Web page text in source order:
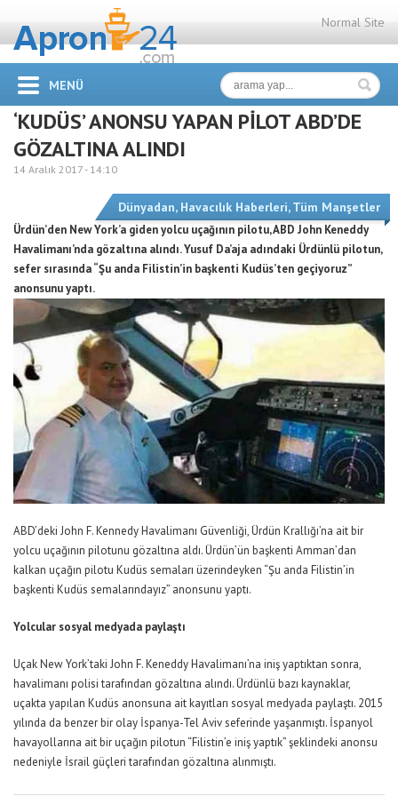
Normal Site
MENÜ
‘KUDÜS’ ANONSU YAPAN PİLOT ABD’DE
GÖZALTINA ALINDI
14 Aralık 2017 - 14:10
Dünyadan, Havacılık Haberleri,Tüm Manşetler
Ürdün’den New York’a giden yolcu uçağının pilotu, ABD John Keneddy
Havalimanı’nda gözaltına alındı. Yusuf Da’aja adındaki Ürdünlü pilotun,
sefer sırasında “Şu anda Filistin’in başkenti Kudüs’ten geçiyoruz”
anonsunu yaptı.
ABD’deki John F. Kennedy Havalimanı Güvenliği, Ürdün Krallığı’na ait bir
yolcu uçağının pilotunu gözaltına aldı. Ürdün’ün başkenti Amman’dan
kalkan uçağın pilotu Kudüs semaları üzerindeyken “Şu anda Filistin’in
başkenti Kudüs semalarındayız” anonsunu yaptı.
Yolcular sosyal medyada paylaştı
Uçak New York’taki John F. Keneddy Havalimanı’na iniş yaptıktan sonra,
havalimanı polisi tarafından gözaltına alındı. Ürdünlü bazı kaynaklar,
uçakta yapılan Kudüs anonsuna ait kayıtları sosyal medyada paylaştı. 2015
yılında da benzer bir olay İspanya-Tel Aviv seferinde yaşanmıştı. İspanyol
havayollarına ait bir uçağın pilotun “Filistin’e iniş yaptık” şeklindeki anonsu
nedeniyle İsrail güçleri tarafından gözaltına alınmıştı.